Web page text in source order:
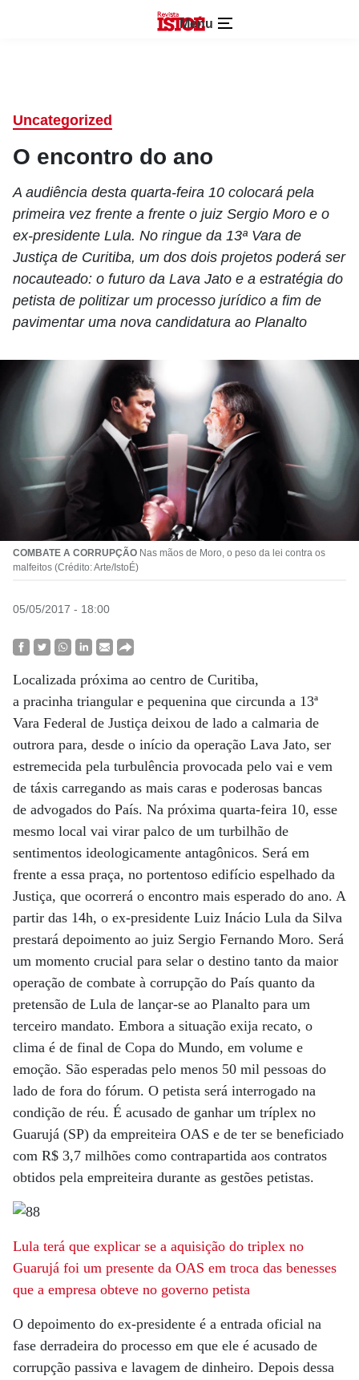
Menu
Uncategorized
O encontro do ano
A audiência desta quarta-feira 10 colocará pela
primeira vez frente a frente o juiz Sergio Moro e o
ex-presidente Lula. No ringue da 13ª Vara de
Justiça de Curitiba, um dos dois projetos poderá ser
nocauteado: o futuro da Lava Jato e a estratégia do
petista de politizar um processo jurídico a fim de
pavimentar uma nova candidatura ao Planalto
COMBATE A CORRUPÇÃO Nas mãos de Moro, o peso da lei contra os
malfeitos (Crédito: Arte/IstoÉ)
05/05/2017 - 18:00
Localizada próxima ao centro de Curitiba,
a pracinha triangular e pequenina que circunda a 13ª
Vara Federal de Justiça deixou de lado a calmaria de
outrora para, desde o início da operação Lava Jato, ser
estremecida pela turbulência provocada pelo vai e vem
de táxis carregando as mais caras e poderosas bancas
de advogados do País. Na próxima quarta-feira 10, esse
mesmo local vai virar palco de um turbilhão de
sentimentos ideologicamente antagônicos. Será em
frente a essa praça, no portentoso edifício espelhado da
Justiça, que ocorrerá o encontro mais esperado do ano. A
partir das 14h, o ex-presidente Luiz Inácio Lula da Silva
prestará depoimento ao juiz Sergio Fernando Moro. Será
um momento crucial para selar o destino tanto da maior
operação de combate à corrupção do País quanto da
pretensão de Lula de lançar-se ao Planalto para um
terceiro mandato. Embora a situação exija recato, o
clima é de final de Copa do Mundo, em volume e
emoção. São esperadas pelo menos 50 mil pessoas do
lado de fora do fórum. O petista será interrogado na
condição de réu. É acusado de ganhar um tríplex no
Guarujá (SP) da empreiteira OAS e de ter se beneficiado
com R$ 3,7 milhões como contrapartida aos contratos
obtidos pela empreiteira durante as gestões petistas.
Lula terá que explicar se a aquisição do triplex no
Guarujá foi um presente da OAS em troca das benesses
que a empresa obteve no governo petista
O depoimento do ex-presidente é a entrada oficial na
fase derradeira do processo em que ele é acusado de
corrupção passiva e lavagem de dinheiro. Depois dessa